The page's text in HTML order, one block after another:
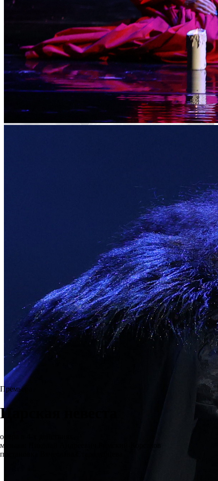
Премьера
Царская невеста
опера в 4-х действиях
музыка: Николай Андреевич Римский-Корсаков
постановка Вячеслава Стародубцева